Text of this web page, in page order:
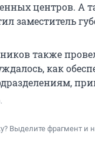
центров. А
заместитель
также
как
Выделите фрагмент и